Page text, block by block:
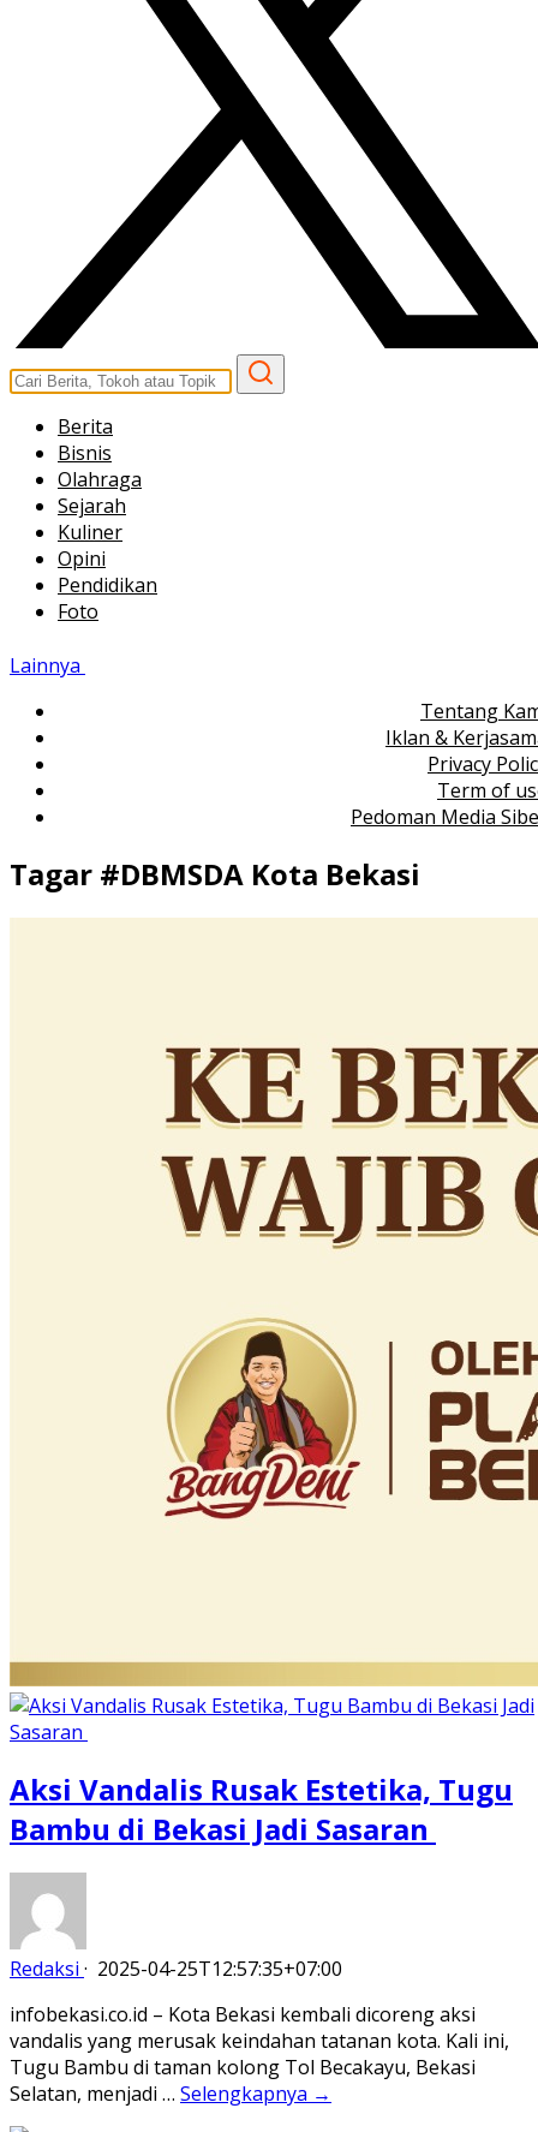
Berita
Bisnis
Olahraga
Sejarah
Kuliner
Opini
Pendidikan
Foto
Lainnya
Tentang
Iklan &
Privacy
Term of
Pedoman Media
Tagar #DBMSDA Kota Bekasi
Aksi Vandalis Rusak Estetika, Tugu
Bambu di Bekasi Jadi Sasaran
Redaksi · 2025-04-25T12:57:35+07:00
infobekasi.co.id – Kota Bekasi kembali dicoreng aksi
vandalis yang merusak keindahan tatanan kota. Kali ini,
Tugu Bambu di taman kolong Tol Becakayu, Bekasi
Selatan, menjadi … Selengkapnya →